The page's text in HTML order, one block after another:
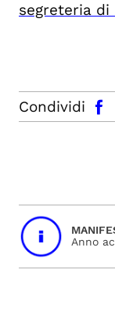
segreteria
Condividi
facebook
Anno